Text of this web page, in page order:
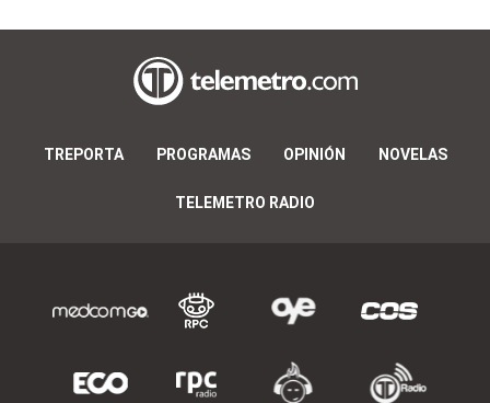
TREPORTA PROGRAMAS OPINIÓN NOVELAS
TELEMETRO RADIO